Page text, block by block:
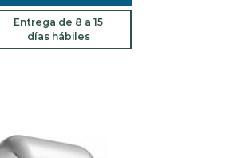
Entrega de 8 a 15
días hábiles